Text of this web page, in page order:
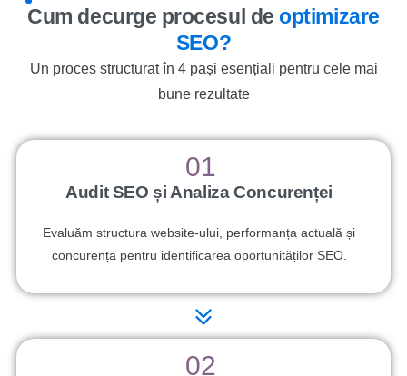
Cum decurge procesul de optimizare
SEO?
Un proces structurat în 4 pași esențiali pentru cele mai
bune rezultate
01
Audit SEO și Analiza Concurenței
Evaluăm structura website-ului, performanța actuală și
concurența pentru identificarea oportunităților SEO.
02